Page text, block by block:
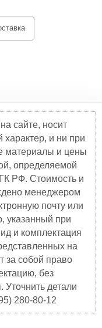
сайте, носит
характер, и ни при
материалы и цены
определяемой
РФ. Стоимость и
менеджером
почту или
указанный при
и комплектация
на
за собой право
без
Уточнить детали
280-80-12